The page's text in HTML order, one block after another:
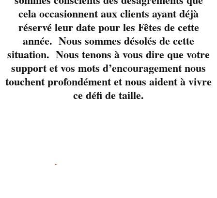
découverte l’an passé
fait un retour dans
notre programmation
2021. Rosalie Filiault
– chanteuse et
musicienne en trio,
accompagnée de
Antoine St-Onge à la
cela occasionnent aux clients ayant déjà
réservé leur date pour les Fêtes de cette
année. Nous sommes désolés de cette
situation. Nous tenons à vous dire que votre
support et vos mots d’encouragement nous
touchent profondément et nous aident à vivre
ce défi de taille.